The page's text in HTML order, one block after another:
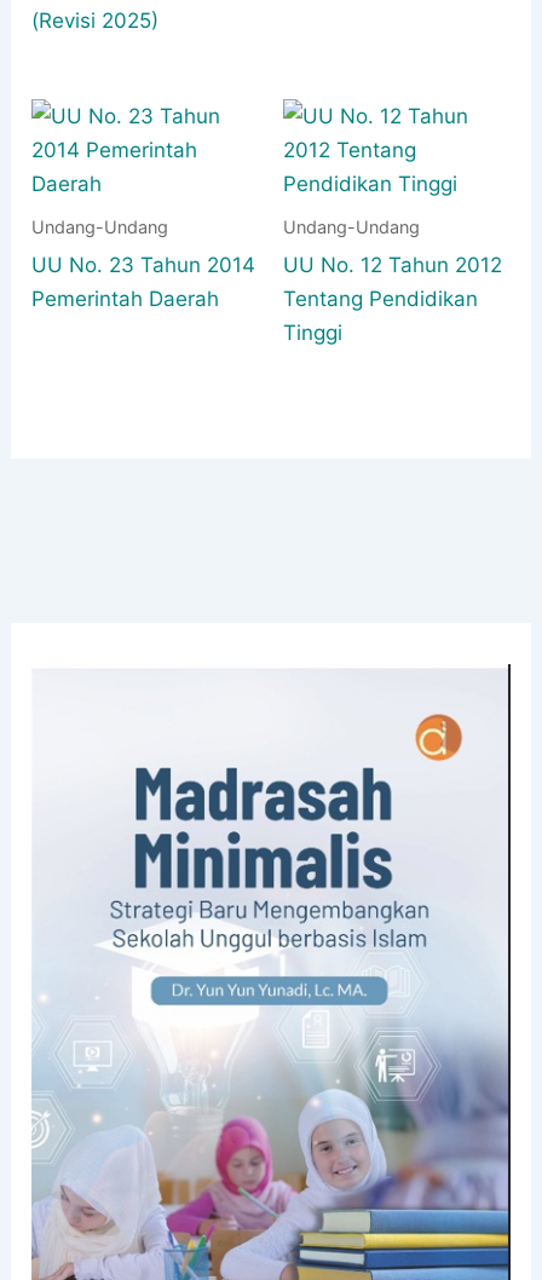
(Revisi 2025)
Undang-Undang
UU No. 23 Tahun 2014
Pemerintah Daerah
Undang-Undang
UU No. 12 Tahun 2012
Tentang Pendidikan
Tinggi